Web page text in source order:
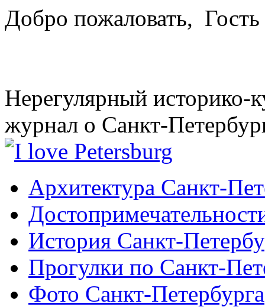
Добро пожаловать, Гость
Нерегулярный историко-
журнал о Санкт-
Архитектура Санкт-
История Санкт-
Прогулки по Санкт-
Фото Санкт-Петербурга